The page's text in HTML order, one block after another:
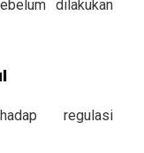
dilakukan
regulasi